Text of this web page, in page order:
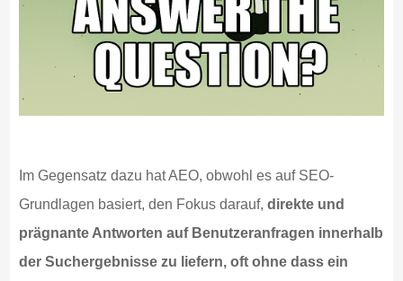
Im Gegensatz dazu hat AEO, obwohl es auf SEO-
Grundlagen basiert, den Fokus darauf,direkte und
prägnante Antworten auf Benutzeranfragen innerhalb
der Suchergebnisse zu liefern, oft ohne dass ein